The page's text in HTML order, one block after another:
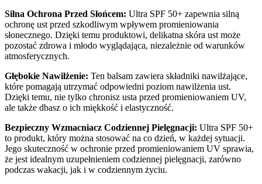
Silna Ochrona Przed Słońcem: Ultra SPF 50+ zapewnia silną
ochronę ust przed szkodliwym wpływem promieniowania
słonecznego. Dzięki temu produktowi, delikatna skóra ust może
pozostać zdrowa i młodo wyglądająca, niezależnie od warunków
atmosferycznych.
Głębokie Nawilżenie: Ten balsam zawiera składniki nawilżające,
które pomagają utrzymać odpowiedni poziom nawilżenia ust.
Dzięki temu, nie tylko chronisz usta przed promieniowaniem UV,
ale także dbasz o ich miękkość i elastyczność.
Bezpieczny Wzmacniacz Codziennej Pielęgnacji: Ultra SPF 50+
to produkt, który można stosować na co dzień, w każdej sytuacji.
Jego skuteczność w ochronie przed promieniowaniem UV sprawia,
że jest idealnym uzupełnieniem codziennej pielęgnacji, zarówno
podczas wakacji, jak i w codziennym życiu.